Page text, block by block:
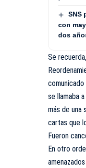
SNS
con
dos
Se
se llamaba
más de una
cartas que
Fueron
En otro